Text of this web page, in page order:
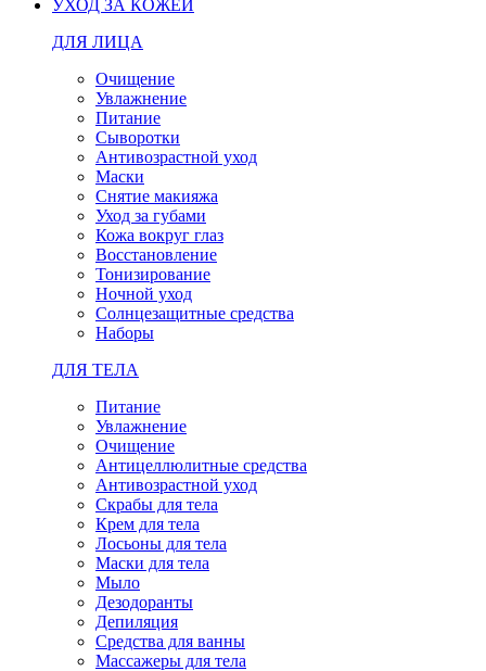
УХОД ЗА КОЖЕЙ
ДЛЯ ЛИЦА
Очищение
Увлажнение
Питание
Сыворотки
Антивозрастной уход
Маски
Снятие макияжа
Уход за губами
Кожа вокруг глаз
Восстановление
Тонизирование
Ночной уход
Солнцезащитные средства
Наборы
ДЛЯ ТЕЛА
Питание
Увлажнение
Очищение
Антицеллюлитные средства
Антивозрастной уход
Скрабы для тела
Крем для тела
Лосьоны для тела
Маски для тела
Мыло
Дезодоранты
Депиляция
Средства для ванны
Массажеры для тела